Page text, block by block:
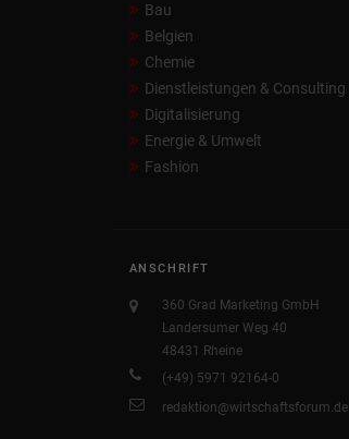
Bau
Belgien
Chemie
Dienstleistungen & Consulting
Digitalisierung
Energie & Umwelt
Fashion
ANSCHRIFT
360 Grad Marketing GmbH
Landersumer Weg 40
48431 Rheine
(+49) 5971 92164-0
redaktion@wirtschaftsforum.de